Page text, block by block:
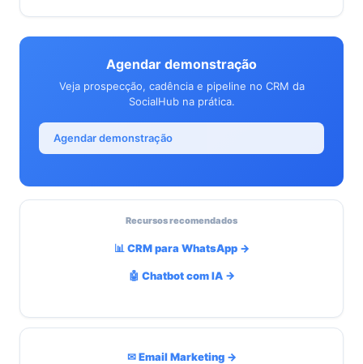
Agendar demonstração
Veja prospecção, cadência e pipeline no CRM da
SocialHub na prática.
Agendar demonstração
Recursos recomendados
📊 CRM para WhatsApp →
🤖 Chatbot com IA →
✉ Email Marketing →